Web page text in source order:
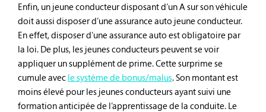
Enfin, un jeune conducteur disposant d’un A sur son véhicule
doit aussi disposer d’une assurance auto jeune conducteur.
En effet, disposer d’une assurance auto est obligatoire par
la loi. De plus, les jeunes conducteurs peuvent se voir
appliquer un supplément de prime. Cette surprime se
cumule avec le système de bonus/malus. Son montant est
moins élevé pour les jeunes conducteurs ayant suivi une
formation anticipée de l’apprentissage de la conduite. Le